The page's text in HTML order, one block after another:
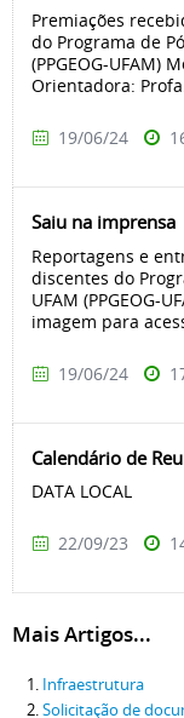
Premiações
do Programa de
(PPGEOG-UFAM)
Orientadora:
19/06/24
Saiu na imprensa
Reportagens e
discentes do
UFAM (PPGEOG-
imagem para
19/06/24
Calendário de
DATA
22/09/23
Mais Artigos...
Infraestrutura
Solicitação de